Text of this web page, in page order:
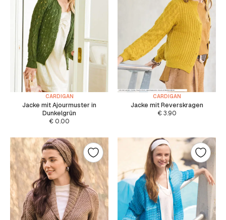
CARDIGAN
Jacke mit Ajourmuster in
Dunkelgrün
€ 0.00
CARDIGAN
Jacke mit Reverskragen
€3.90